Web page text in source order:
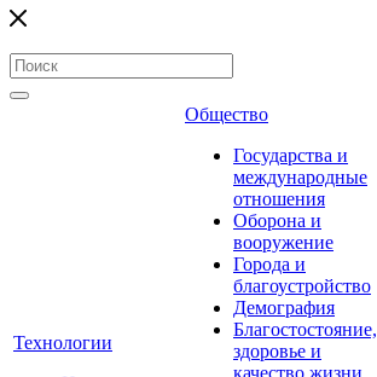
Технологии
Общество
Государства и
международные
отношения
Оборона и
вооружение
Города и
благоустройство
Демография
Благостостояние,
здоровье и
качество жизни